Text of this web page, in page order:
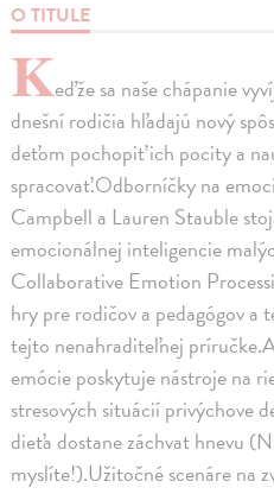
O TITULE
Keďže sa naše chápanie
dnešní rodičia hľadajú nový
deťom pochopiť ich pocity a
spracovať.Odborníčky na
Campbell a Lauren Stauble
emocionálnej inteligencie
Collaborative Emotion
hry pre rodičov a pedagógov a
tejto nenahraditeľnej
emócie poskytuje nástroje na
stresových situácií privýchove
dieťa dostane záchvat hnevu
myslíte!).Užitočné scenáre na